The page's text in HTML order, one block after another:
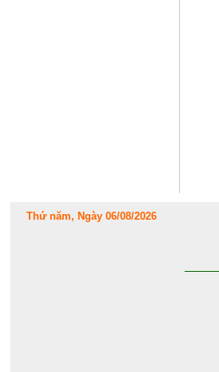
Thứ năm, Ngày 06/08/2026